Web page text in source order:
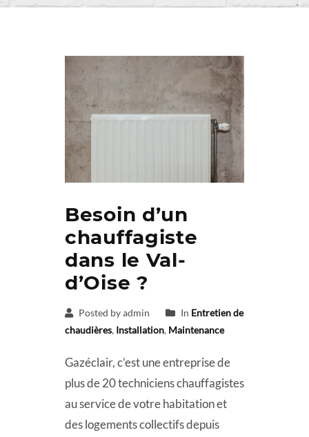
Besoin d’un
chauffagiste
dans le Val-
d’Oise ?
Posted by admin In Entretien de
chaudières, Installation, Maintenance
Gazéclair, c’est une entreprise de
plus de 20 techniciens chauffagistes
au service de votre habitation et
des logements collectifs depuis